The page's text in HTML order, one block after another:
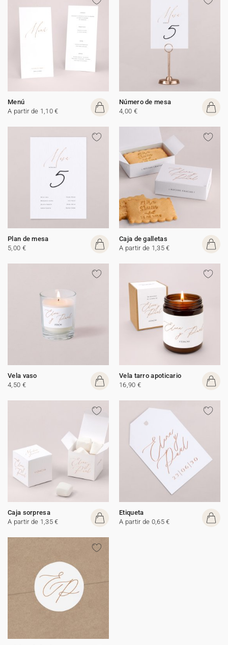
Menú
A partir de 1,10 €
Número de mesa
4,00 €
Plan de mesa
5,00 €
Caja de galletas
A partir de 1,35 €
Vela vaso
4,50 €
Vela tarro apoticario
16,90 €
Caja sorpresa
A partir de 1,35 €
Etiqueta
A partir de 0,65 €